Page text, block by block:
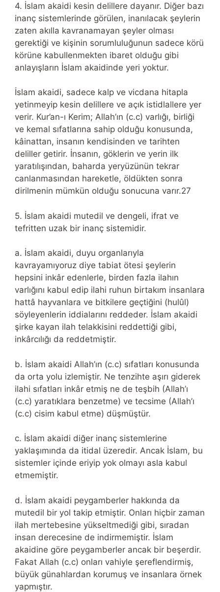
4. İslam akaidi kesin delillere dayanır. Diğer bazı
inanç sistemlerinde görülen, inanılacak şeylerin
zaten akılla kavranamayan şeyler olması
gerektiği ve kişinin sorumluluğunun sadece körü
körüne kabullenmekten ibaret olduğu gibi
anlayışların İslam akaidinde yeri yoktur.
İslam akaidi, sadece kalp ve vicdana hitapla
yetinmeyip kesin delillere ve açık istidlallere yer
verir. Kur’an-ı Kerim; Allah’ın (c.c) varlığı, birliği
ve kemal sıfatlarına sahip olduğu konusunda,
kâinattan, insanın kendisinden ve tarihten
deliller getirir. İnsanın, göklerin ve yerin ilk
yaratılışından, baharda yeryüzünün tekrar
canlanmasından hareketle, öldükten sonra
dirilmenin mümkün olduğu sonucuna varır.27
5. İslam akaidi mutedil ve dengeli, ifrat ve
tefritten uzak bir inanç sistemidir.
a. İslam akaidi, duyu organlarıyla
kavrayamıyoruz diye tabiat ötesi şeylerin
hepsini inkâr edenlerle, birden fazla ilahın
varlığını kabul edip ilahi ruhun birtakım insanlara
hattâ hayvanlara ve bitkilere geçtiğini (hulûl)
söyleyenlerin iddialarını reddeder. İslam akaidi
şirke kayan ilah telakkisini reddettiği gibi,
inkârcılığı da reddetmiştir.
b. İslam akaidi Allah’ın (c.c) sıfatları konusunda
da orta yolu izlemiştir. Ne tenzihte aşırı giderek
ilahi sıfatları inkâr etmiş ne de teşbih (Allah’ı
(c.c) yaratıklara benzetme) ve tecsime (Allah’ı
(c.c) cisim kabul etme) düşmüştür.
c. İslam akaidi diğer inanç sistemlerine
yaklaşımında da itidal üzeredir. Ancak İslam, bu
sistemler içinde eriyip yok olmayı asla kabul
etmemiştir.
d. İslam akaidi peygamberler hakkında da
mutedil bir yol takip etmiştir. Onları hiçbir zaman
ilah mertebesine yükseltmediği gibi, sıradan
insan derecesine de indirmemiştir. İslam
akaidine göre peygamberler ancak bir beşerdir.
Fakat Allah (c.c) onları vahiyle şereflendirmiş,
büyük günahlardan korumuş ve insanlara örnek
yapmıştır.